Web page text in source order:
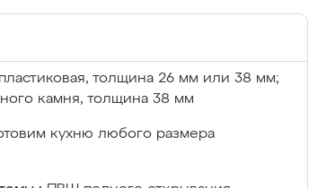
пластиковая, толщина 26 мм или 38 мм;
камня, толщина 38 мм
кухню любого размера